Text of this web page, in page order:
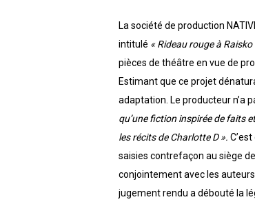
La société de production
intitulé « Rideau rouge à Raisko
pièces de théâtre en vue de
Estimant que ce projet
adaptation. Le producteur n’a
qu’une fiction inspirée de faits
les récits de Charlotte D ».
saisies contrefaçon au siège
conjointement avec les
jugement rendu a débouté la